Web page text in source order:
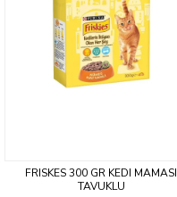
FRISKES 300 GR KEDI MAMASI
TAVUKLU